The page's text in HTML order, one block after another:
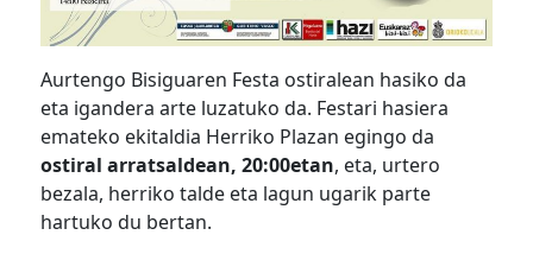
Aurtengo Bisiguaren Festa ostiralean hasiko da
eta igandera arte luzatuko da. Festari hasiera
emateko ekitaldia Herriko Plazan egingo da
ostiral arratsaldean, 20:00etan, eta, urtero
bezala, herriko talde eta lagun ugarik parte
hartuko du bertan.